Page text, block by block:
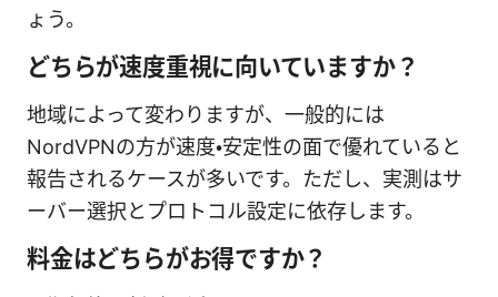
ょう。
どちらが速度重視に向いていますか？
地域によって変わりますが、一般的には
NordVPNの方が速度・安定性の面で優れていると
報告されるケースが多いです。ただし、実測はサ
ーバー選択とプロトコル設定に依存します。
料金はどちらがお得ですか？